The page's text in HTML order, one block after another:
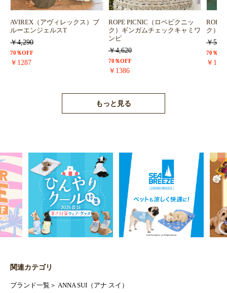
AVIREX（アヴィレックス）ブ
ルーエンジェルスT
￥4,290
70％OFF
￥1287
ROPE PICNIC（ロペピクニッ
ク）ギンガムチェックキャミワ
ンピ
￥4,620
70％OFF
￥1386
ROPE
ク）
￥
70％
￥
もっと見る
関連カテゴリ
ブランド一覧 ＞ ANNA SUI（アナ スイ）